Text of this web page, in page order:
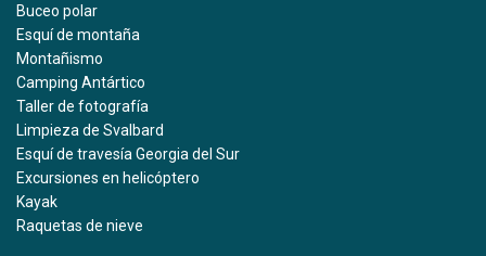
Buceo polar
Esquí de montaña
Montañismo
Camping Antártico
Taller de fotografía
Limpieza de Svalbard
Esquí de travesía Georgia del Sur
Excursiones en helicóptero
Kayak
Raquetas de nieve